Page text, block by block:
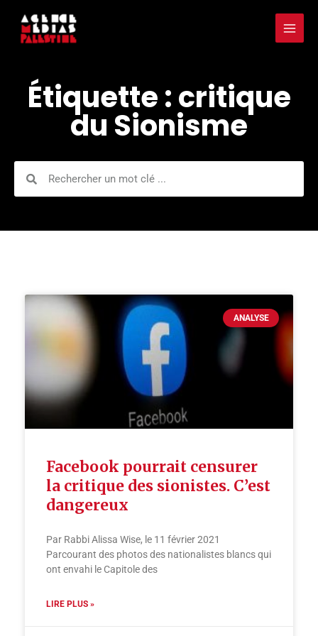
contenu
Étiquette : critique
du Sionisme
ANALYSE
Facebook pourrait censurer
la critique des sionistes. C’est
dangereux
Par Rabbi Alissa Wise, le 11 février 2021
Parcourant des photos des nationalistes blancs qui
ont envahi le Capitole des
LIRE PLUS »